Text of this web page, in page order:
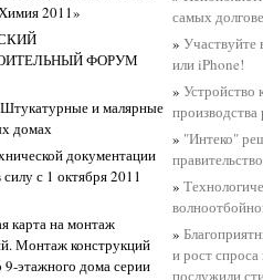
2011»
ФОРУМ
Штукатурные и малярные
домах
документации
с 1 октября 2011
карта на монтаж
Монтаж конструкций
9-этажного дома серии
самых
»Участвуйте
или iPhone!
»Устройство
производства
» "Интеко"
»
»
и рост
послужили